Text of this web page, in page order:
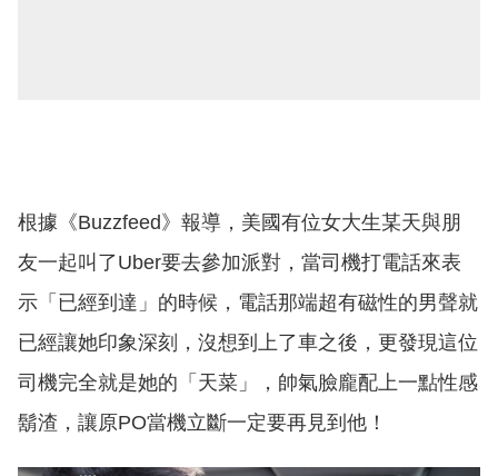
根據《Buzzfeed》報導，美國有位女大生某天與朋
友一起叫了Uber要去參加派對，當司機打電話來表
示「已經到達」的時候，電話那端超有磁性的男聲就
已經讓她印象深刻，沒想到上了車之後，更發現這位
司機完全就是她的「天菜」，帥氣臉龐配上一點性感
鬍渣，讓原PO當機立斷一定要再見到他！